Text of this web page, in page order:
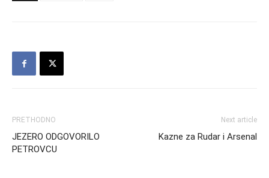
PRETHODNO
JEZERO ODGOVORILO
PETROVCU
Next article
Kazne za Rudar i Arsenal